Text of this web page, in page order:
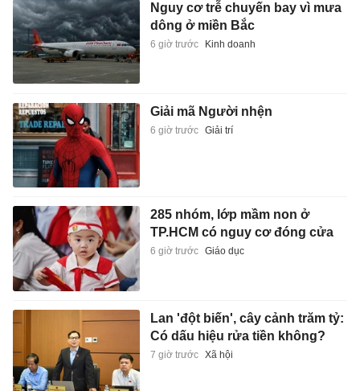
Nguy cơ trễ chuyến bay vì mưa
dông ở miền Bắc
6 giờ trước Kinh doanh
Giải mã Người nhện
6 giờ trước Giải trí
285 nhóm, lớp mầm non ở
TP.HCM có nguy cơ đóng cửa
6 giờ trước Giáo dục
Lan 'đột biến', cây cảnh trăm tỷ:
Có dấu hiệu rửa tiền không?
7 giờ trước Xã hội